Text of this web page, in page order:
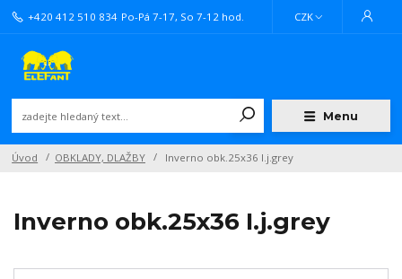
Menu
CZK
+420 412 510 834 Po-Pá 7-17, So 7-12 hod.
Úvod OBKLADY, DLAŽBY Inverno obk.25x36 I.j.grey
Inverno obk.25x36 I.j.grey